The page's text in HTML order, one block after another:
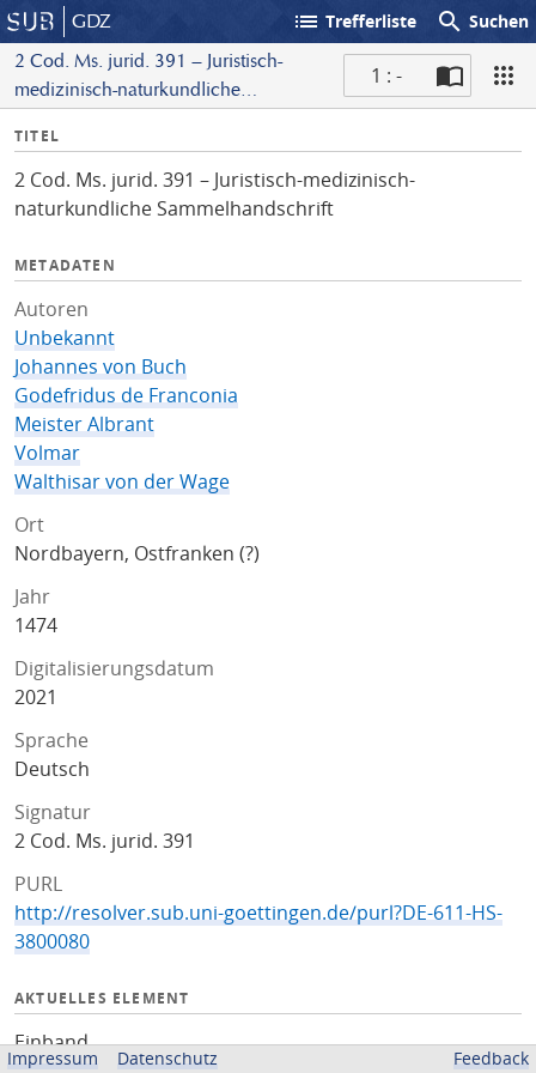
GDZ list Trefferliste search Suchen
2 Cod. Ms. jurid. 391 – Juristisch-
medizinisch-naturkundliche
1 : -
I
f
o
TITEL
2 Cod. Ms. jurid. 391 – Juristisch-medizinisch-
naturkundliche Sammelhandschrift
METADATEN
Autoren
Unbekannt
Johannes von Buch
Godefridus de Franconia
Meister Albrant
Volmar
Walthisar von der Wage
Ort
Nordbayern, Ostfranken (?)
Jahr
1474
Digitalisierungsdatum
2021
Sprache
Deutsch
Signatur
2 Cod. Ms. jurid. 391
PURL
http://resolver.sub.uni-goettingen.de/purl?DE-611-HS-
3800080
AKTUELLES ELEMENT
Einband
Impressum Datenschutz Feedback